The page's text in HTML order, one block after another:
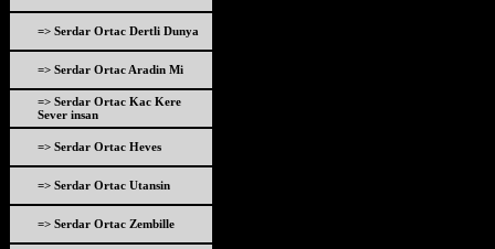
=> Serdar Ortac Dertli Dunya
=> Serdar Ortac Aradin Mi
=> Serdar Ortac Kac Kere
Sever insan
=> Serdar Ortac Heves
=> Serdar Ortac Utansin
=> Serdar Ortac Zembille